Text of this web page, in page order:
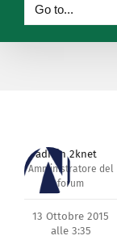
Go to...
admin 2knet
Amministratore del
forum
13 Ottobre 2015
alle 3:35